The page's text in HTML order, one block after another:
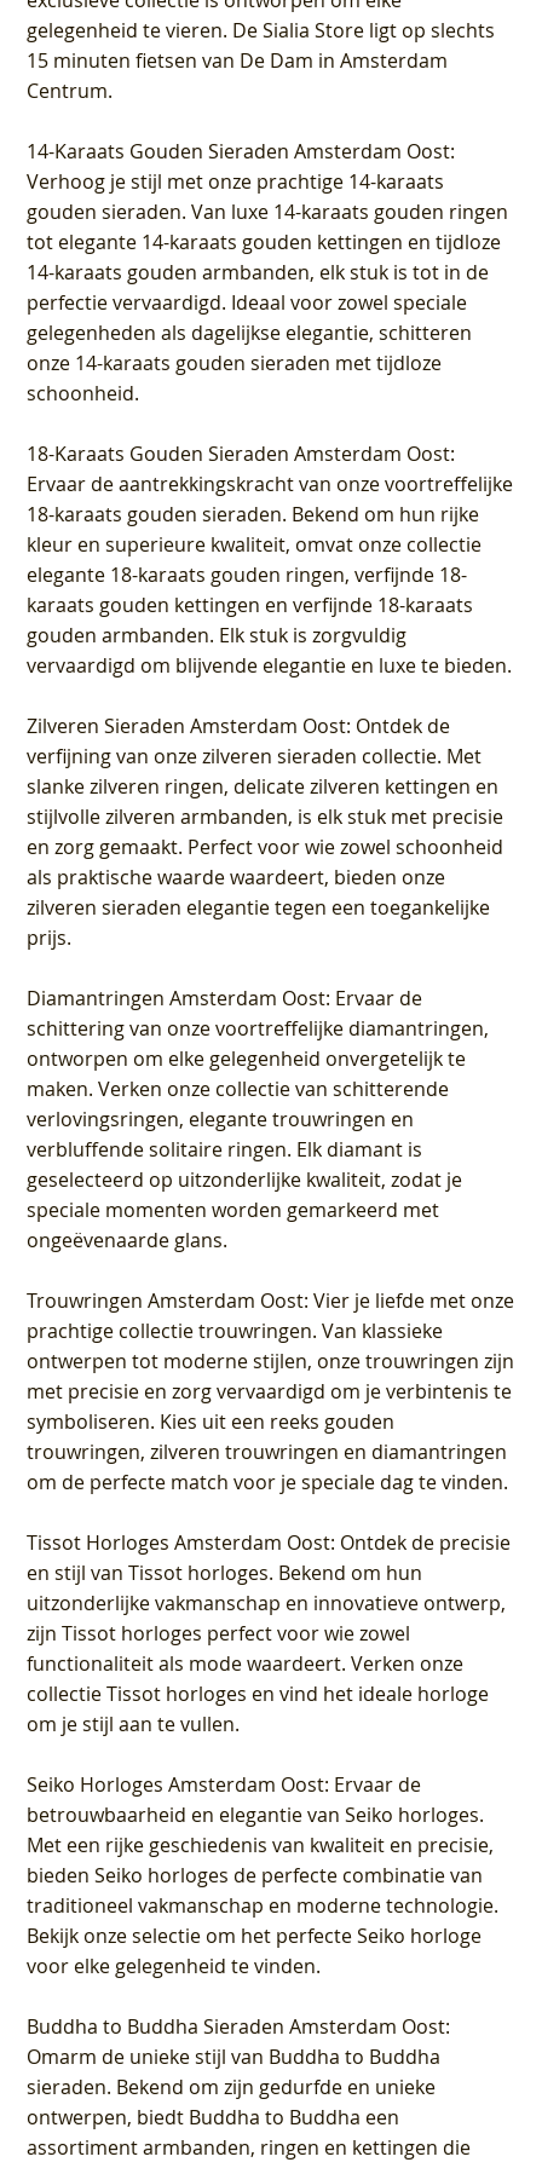
gelegenheid te vieren. De Sialia Store ligt op slechts
15 minuten fietsen van De Dam in Amsterdam
Centrum.
14-Karaats Gouden Sieraden Amsterdam Oost:
Verhoog je stijl met onze prachtige 14-karaats
gouden sieraden. Van luxe 14-karaats gouden ringen
tot elegante 14-karaats gouden kettingen en tijdloze
14-karaats gouden armbanden, elk stuk is tot in de
perfectie vervaardigd. Ideaal voor zowel speciale
gelegenheden als dagelijkse elegantie, schitteren
onze 14-karaats gouden sieraden met tijdloze
schoonheid.
18-Karaats Gouden Sieraden Amsterdam Oost:
Ervaar de aantrekkingskracht van onze voortreffelijke
18-karaats gouden sieraden. Bekend om hun rijke
kleur en superieure kwaliteit, omvat onze collectie
elegante 18-karaats gouden ringen, verfijnde 18-
karaats gouden kettingen en verfijnde 18-karaats
gouden armbanden. Elk stuk is zorgvuldig
vervaardigd om blijvende elegantie en luxe te bieden.
Zilveren Sieraden Amsterdam Oost: Ontdek de
verfijning van onze zilveren sieraden collectie. Met
slanke zilveren ringen, delicate zilveren kettingen en
stijlvolle zilveren armbanden, is elk stuk met precisie
en zorg gemaakt. Perfect voor wie zowel schoonheid
als praktische waarde waardeert, bieden onze
zilveren sieraden elegantie tegen een toegankelijke
prijs.
Diamantringen Amsterdam Oost: Ervaar de
schittering van onze voortreffelijke diamantringen,
ontworpen om elke gelegenheid onvergetelijk te
maken. Verken onze collectie van schitterende
verlovingsringen, elegante trouwringen en
verbluffende solitaire ringen. Elk diamant is
geselecteerd op uitzonderlijke kwaliteit, zodat je
speciale momenten worden gemarkeerd met
ongeëvenaarde glans.
Trouwringen Amsterdam Oost: Vier je liefde met onze
prachtige collectie trouwringen. Van klassieke
ontwerpen tot moderne stijlen, onze trouwringen zijn
met precisie en zorg vervaardigd om je verbintenis te
symboliseren. Kies uit een reeks gouden
trouwringen, zilveren trouwringen en diamantringen
om de perfecte match voor je speciale dag te vinden.
Tissot Horloges Amsterdam Oost: Ontdek de precisie
en stijl van Tissot horloges. Bekend om hun
uitzonderlijke vakmanschap en innovatieve ontwerp,
zijn Tissot horloges perfect voor wie zowel
functionaliteit als mode waardeert. Verken onze
collectie Tissot horloges en vind het ideale horloge
om je stijl aan te vullen.
Seiko Horloges Amsterdam Oost: Ervaar de
betrouwbaarheid en elegantie van Seiko horloges.
Met een rijke geschiedenis van kwaliteit en precisie,
bieden Seiko horloges de perfecte combinatie van
traditioneel vakmanschap en moderne technologie.
Bekijk onze selectie om het perfecte Seiko horloge
voor elke gelegenheid te vinden.
Buddha to Buddha Sieraden Amsterdam Oost:
Omarm de unieke stijl van Buddha to Buddha
sieraden. Bekend om zijn gedurfde en unieke
ontwerpen, biedt Buddha to Buddha een
assortiment armbanden, ringen en kettingen die